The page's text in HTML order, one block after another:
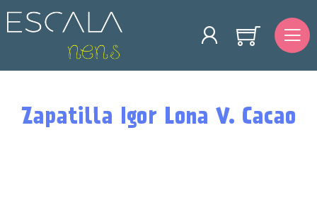
Zapatilla Igor Lona V. Cacao